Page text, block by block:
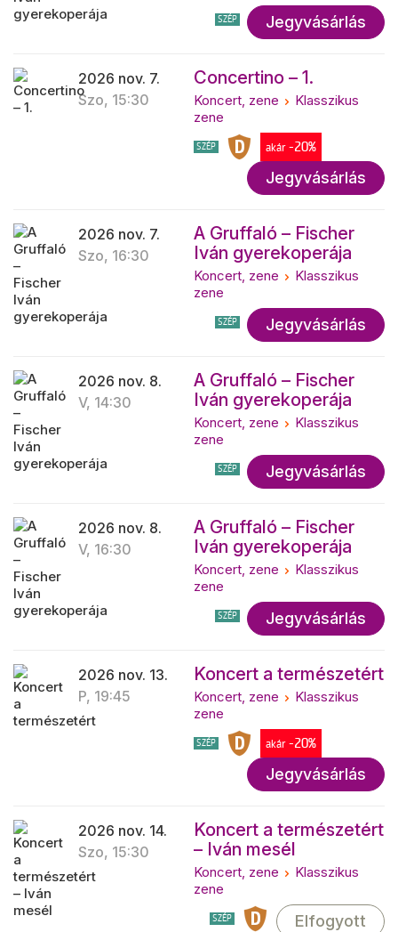
SZÉP Jegyvásárlás
2026 nov. 7.
Szo, 15:30
Concertino – 1.
Koncert, zene
Klasszikus
zene
SZÉP akár-20%
Jegyvásárlás
2026 nov. 7.
Szo, 16:30
A Gruffaló – Fischer
Iván gyerekoperája
Koncert, zene
Klasszikus
zene
SZÉP Jegyvásárlás
2026 nov. 8.
V, 14:30
A Gruffaló – Fischer
Iván gyerekoperája
Koncert, zene
Klasszikus
zene
SZÉP Jegyvásárlás
2026 nov. 8.
V, 16:30
A Gruffaló – Fischer
Iván gyerekoperája
Koncert, zene
Klasszikus
zene
SZÉP Jegyvásárlás
2026 nov. 13.
P, 19:45
Koncert a természetért
Koncert, zene
Klasszikus
zene
SZÉP akár-20%
Jegyvásárlás
2026 nov. 14.
Szo, 15:30
Koncert a természetért
– Iván mesél
Koncert, zene
Klasszikus
zene
SZÉP Elfogyott